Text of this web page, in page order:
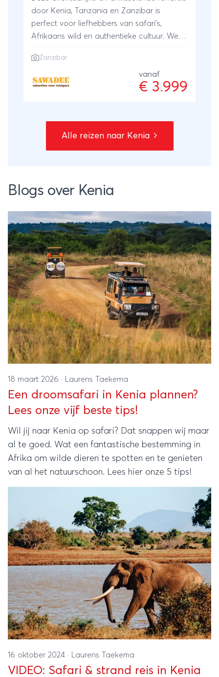
door Kenia, Tanzania en Zanzibar is
perfect voor liefhebbers van safari's,
Afrikaans wild en authentieke cultuur. We
gaan op zoek naar wild tijdens safari's,
ontmoeten de kleurrijke Maasai en sluiten
de reis ontspannen af op het betoverende
door Afrika verloopt zelden helemaal
volgens plan, wegen kunnen hobbelig zijn
We overnachten deels in lodges, maar wat
kampeernachten midden in de natuur,
tussen het wild en onder een
indrukwekkende sterrenhemel. Een waar
avontuur!
Zanzibar
vanaf
€ 3.999
Alle reizen naar Kenia
Blogs over Kenia
18 maart 2026 · Laurens Taekema
Een droomsafari in Kenia plannen?
Lees onze vijf beste tips!
Wil jij naar Kenia op safari? Dat snappen wij maar
al te goed. Wat een fantastische bestemming in
Afrika om wilde dieren te spotten en te genieten
van al het natuurschoon. Lees hier onze 5 tips!
16 oktober 2024 · Laurens Taekema
VIDEO: Safari & strand reis in Kenia